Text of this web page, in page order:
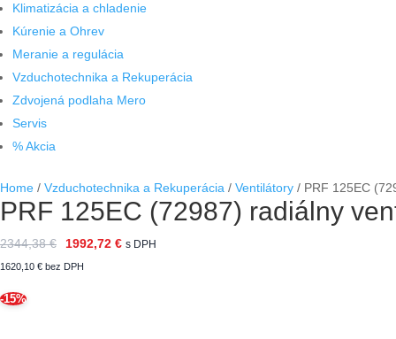
Klimatizácia a chladenie
Kúrenie a Ohrev
Meranie a regulácia
Vzduchotechnika a Rekuperácia
Zdvojená podlaha Mero
Servis
% Akcia
Home / Vzduchotechnika a Rekuperácia / Ventilátory / PRF 125EC
PRF 125EC (72987) radiálny
2344,38€ 1992,72 € s DPH
1620,10 € bez DPH
-15%